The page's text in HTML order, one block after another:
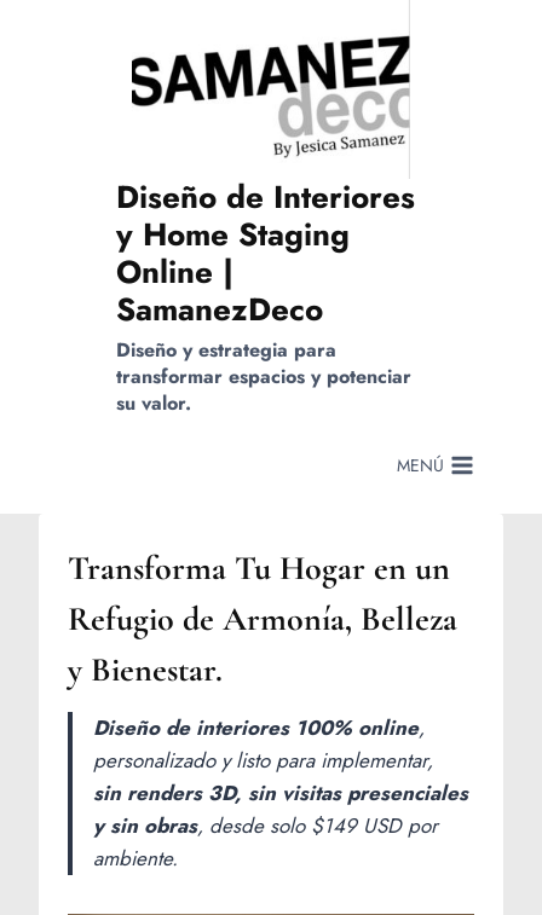
Diseño de Interiores
y Home Staging
Online |
SamanezDeco
Diseño y estrategia para
transformar espacios y potenciar
su valor.
MENÚ
Transforma Tu Hogar en un
Refugio de Armonía, Belleza
y Bienestar.
Diseño de interiores 100% online,
personalizado y listo para implementar,
sin renders 3D, sin visitas presenciales
y sin obras, desde solo $149 USD por
ambiente.